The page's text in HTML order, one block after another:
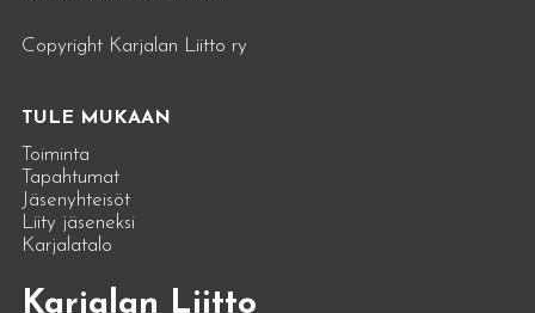
Copyright Karjalan Liitto ry
TULE MUKAAN
Toiminta
Tapahtumat
Jäsenyhteisöt
Liity jäseneksi
Karjalatalo
Karjalan Liitto